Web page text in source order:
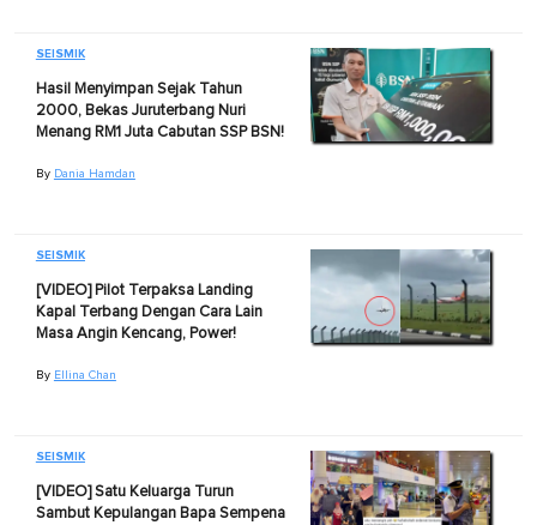
SEISMIK
Hasil Menyimpan Sejak Tahun
2000, Bekas Juruterbang Nuri
Menang RM1 Juta Cabutan SSP BSN!
By Dania Hamdan
SEISMIK
[VIDEO] Pilot Terpaksa Landing
Kapal Terbang Dengan Cara Lain
Masa Angin Kencang, Power!
By Ellina Chan
SEISMIK
[VIDEO] Satu Keluarga Turun
Sambut Kepulangan Bapa Sempena